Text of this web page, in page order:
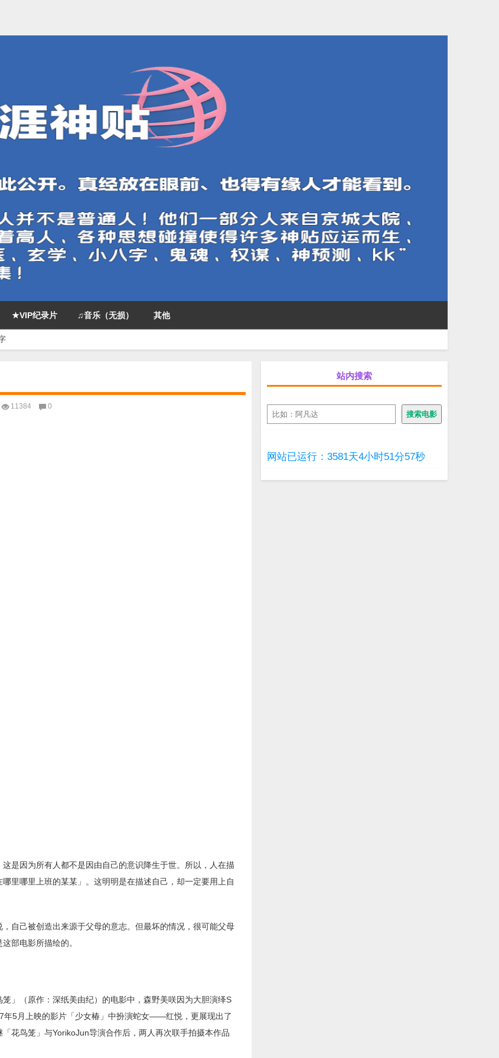
★VIP纪录片 ♫音乐（无损） 其他
站内搜索
搜
索
搜索电影
网站已运行：3581天4小时51分58秒
11384 0
是因为所有人都不是因由自己的意识降生于世。所以，人在描
里哪里上班的某某」。这明明是在描述自己，却一定要用上自
自己被创造出来源于父母的意志。但最坏的情况，很可能父母
部电影所描绘的。
」（原作：深纸美由纪）的电影中，森野美咲因为大胆演绎S
年5月上映的影片「少女椿」中扮演蛇女——红悦，更展现出了
花鸟笼」与YorikoJun导演合作后，两人再次联手拍摄本作品